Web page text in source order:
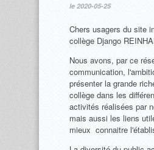
le 2020-05-25
Chers usagers du site
collège Django
Nous avons, par ce
communication,
présenter la grande
collège dans les
activités réalisées par
mais aussi les liens
mieux connaitre